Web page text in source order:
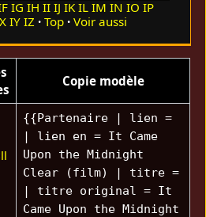
IG IH II IJ IK IL IM IN IO IP
IY IZ Top Voir aussi
Copie modèle
{{Partenaire | lien =
| lien en = It Came
Upon the Midnight
Clear (film) | titre =
| titre original = It
Came Upon the Midnight